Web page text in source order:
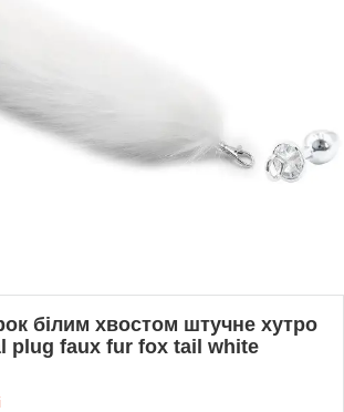
білим хвостом штучне хутро
plug faux fur fox tail white